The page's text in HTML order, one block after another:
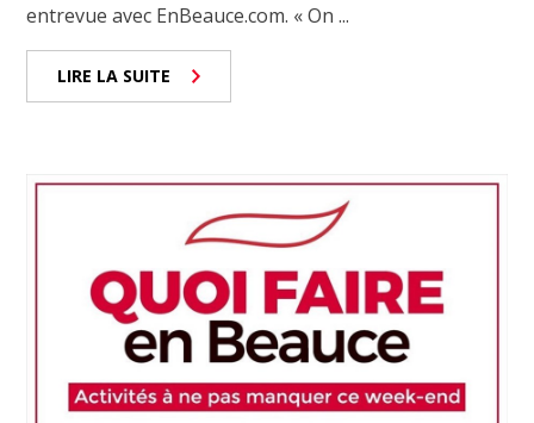
entrevue avec EnBeauce.com. « On ...
LIRE LA SUITE